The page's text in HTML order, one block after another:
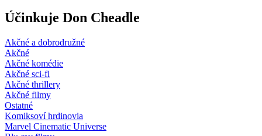
Účinkuje Don Cheadle
Akčné a dobrodružné
Akčné
Akčné komédie
Akčné sci-fi
Akčné thrillery
Akčné filmy
Ostatné
Komiksoví hrdinovia
Marvel Cinematic Universe